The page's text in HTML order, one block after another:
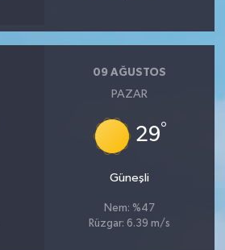
09 AĞUSTOS
PAZAR
29°
Güneşli
Nem: %47
Rüzgar: 6.39 m/s